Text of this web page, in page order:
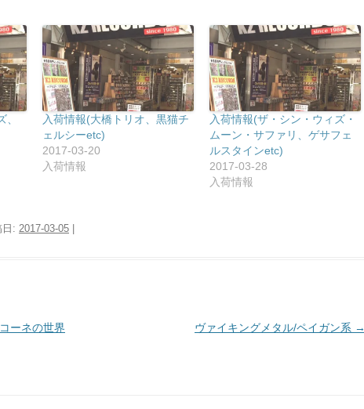
入荷情報(大橋トリオ、黒猫チ
ェルシーetc)
2017-03-20
入荷情報
入荷情報(ザ・シン・ウィズ・
ムーン・サファリ、ゲサフェ
ルスタインetc)
2017-03-28
入荷情報
日: 2017-03-05
ーネの世界 ヴァイキングメタル/ペイガン系 →